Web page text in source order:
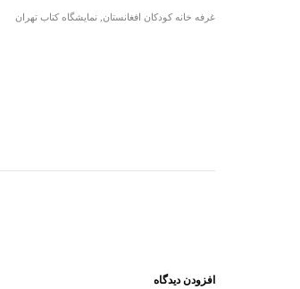
غرفه خانه کودکان افغانستان نمایشگاه کتاب تهران
افزودن دیدگاه